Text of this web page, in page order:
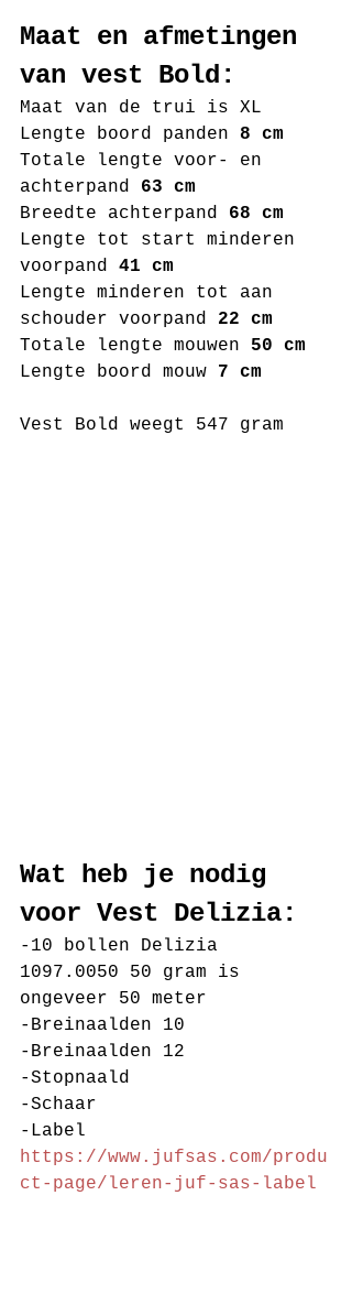
Maat en afmetingen
van vest Bold:
Maat van de trui is XL
Lengte boord panden 8 cm
Totale lengte voor- en
achterpand 63 cm
Breedte achterpand 68 cm
Lengte tot start minderen
voorpand 41 cm
Lengte minderen tot aan
schouder voorpand 22 cm
Totale lengte mouwen 50 cm
Lengte boord mouw 7 cm
Vest Bold weegt 547 gram
Wat heb je nodig
voor Vest Delizia:
-10 bollen Delizia
1097.0050 50 gram is
ongeveer 50 meter
-Breinaalden 10
-Breinaalden 12
-Stopnaald
-Schaar
-Label
https://www.jufsas.com/produ
ct-page/leren-juf-sas-label